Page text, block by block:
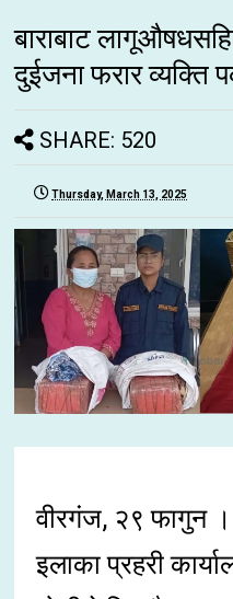
बाराबाट
दुईजना फरार व्यक्ति
SHARE: 520
Thursday, March 13, 2025
वीरगंज, २९ फागुन ।
इलाका प्रहरी